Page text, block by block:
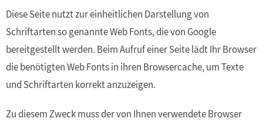
Diese Seite nutzt zur einheitlichen Darstellung von
Schriftarten so genannte Web Fonts, die von Google
bereitgestellt werden. Beim Aufruf einer Seite lädt Ihr Browser
die benötigten Web Fonts in ihren Browsercache, um Texte
und Schriftarten korrekt anzuzeigen.
Zu diesem Zweck muss der von Ihnen verwendete Browser